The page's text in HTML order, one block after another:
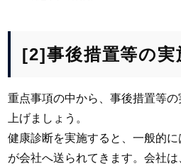
[2]事後措置等の実
重点事項の中から、事後措置等
上げましょう。
健康診断を実施すると、一般的
が会社へ送られてきます。会社